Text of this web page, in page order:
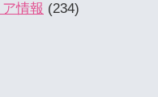
情報 (234)